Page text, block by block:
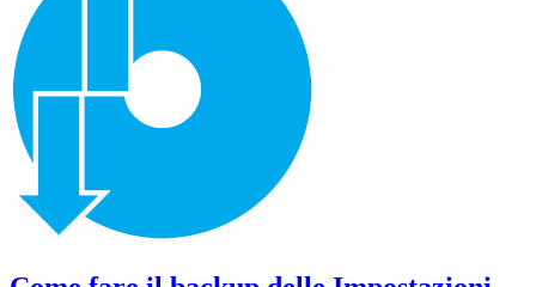
in
Windows
8.1